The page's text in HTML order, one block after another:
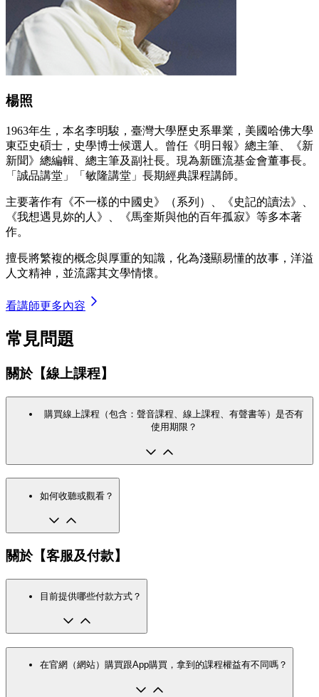
楊照
1963年生，本名李明駿，臺灣大學歷史系畢業，美國哈佛大學
東亞史碩士，史學博士候選人。曾任《明日報》總主筆、《新
新聞》總編輯、總主筆及副社長。現為新匯流基金會董事長。
「誠品講堂」「敏隆講堂」長期經典課程講師。
主要著作有《不一樣的中國史》（系列）、《史記的讀法》、
《我想遇見妳的人》、《馬奎斯與他的百年孤寂》等多本著
作。
擅長將繁複的概念與厚重的知識，化為淺顯易懂的故事，洋溢
人文精神，並流露其文學情懷。
看講師更多內容
常見問題
關於【線上課程】
購買線上課程（包含：聲音課程、線上課程、有聲書等）是否有
使用期限？
如何收聽或觀看？
關於【客服及付款】
目前提供哪些付款方式？
在官網（網站）購買跟App購買，拿到的課程權益有不同嗎？